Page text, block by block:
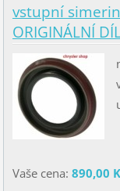
vstupní
ORIGINÁLNÍ
Vaše cena: 890,00